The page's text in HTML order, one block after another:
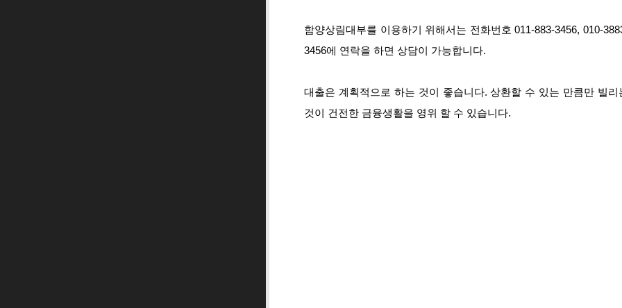
함양상림대부를 이용하기 위해서는 전화번호 011-883-3456, 010-
3456에 연락을 하면 상담이 가능합니다.
대출은 계획적으로 하는 것이 좋습니다. 상환할 수 있는 만큼만 빌리
것이 건전한 금융생활을 영위 할 수 있습니다.